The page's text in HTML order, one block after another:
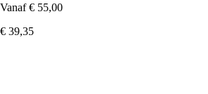
Vanaf € 55,00
€ 39,35